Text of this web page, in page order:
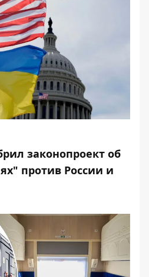
законопроект об
против России и